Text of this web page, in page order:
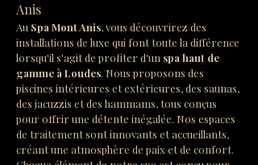
Anis
Au Spa Mont Anis, vous découvrirez des
installations de luxe qui font toute la différence
lorsqu'il s'agit de profiter d'un spa haut de
gamme à Loudes. Nous proposons des
piscines intérieures et extérieures, des saunas,
des jacuzzis et des hammams, tous conçus
pour offrir une détente inégalée. Nos espaces
de traitement sont innovants et accueillants,
créant une atmosphère de paix et de confort.